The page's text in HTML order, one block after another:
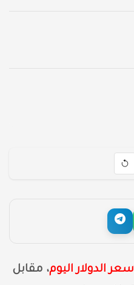
سعر الدولار اليوم، مقابل